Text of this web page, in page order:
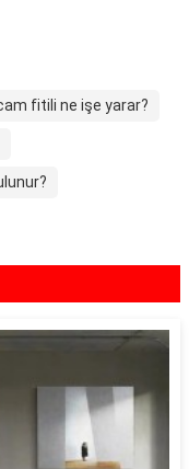
fitili ne işe yarar?